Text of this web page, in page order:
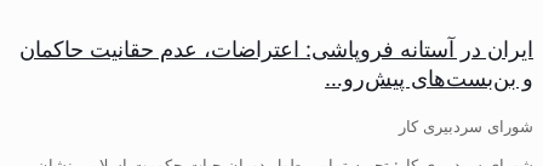
ایران در آستانه فروپاشی: اعتراضات، عدم حقانیت حاکمان
و بن‌بست‌های پیش‌رو…
شورای سردبیری کار